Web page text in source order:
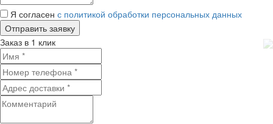
Я согласен с политикой обработки персональных данных
Заказ в 1 клик